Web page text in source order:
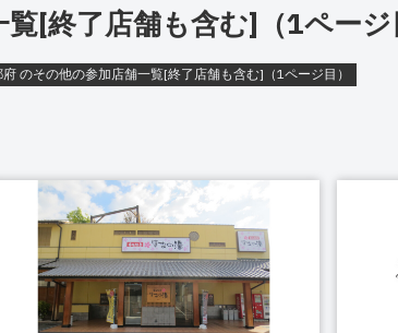
[終了店舗も含む]（1ペー
府 のその他の参加店舗一覧[終了店舗も含む]（1ページ目）